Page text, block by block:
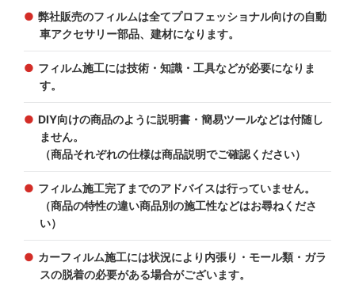
弊社販売のフィルムは全てプロフェッショナル向けの自動
車アクセサリー部品、建材になります。
フィルム施工には技術・知識・工具などが必要になりま
す。
DIY向けの商品のように説明書・簡易ツールなどは付随し
ません。
（商品それぞれの仕様は商品説明でご確認ください）
フィルム施工完了までのアドバイスは行っていません。
（商品の特性の違い商品別の施工性などはお尋ねくださ
い）
カーフィルム施工には状況により内張り・モール類・ガラ
スの脱着の必要がある場合がございます。